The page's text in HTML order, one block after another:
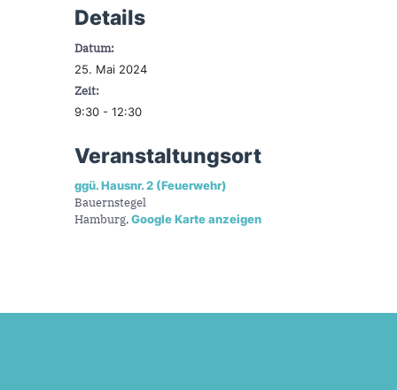
Details
Datum:
25. Mai 2024
Zeit:
9:30 - 12:30
Veranstaltungsort
ggü. Hausnr. 2 (Feuerwehr)
Bauernstegel
Hamburg,Google Karte anzeigen